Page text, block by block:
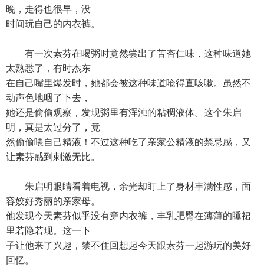
晚，走得也很早，没
时间玩自己的内衣裤。
有一次素芬在喝粥时竟然尝出了苦杏仁味，这种味道她
太熟悉了，有时杰东
在自己嘴里爆发时，她都会被这种味道呛得直咳嗽。虽然不
动声色地咽了下去，
她还是偷偷观察，发现粥里有浑浊的粘稠液体。这个朱启
明，真是太过分了，竟
然偷偷喂自己精液！不过这种吃了亲家公精液的禁忌感，又
让素芬感到刺激无比。
朱启明眼睛看着电视，余光却盯上了身材丰满性感，面
容姣好秀丽的亲家母。
他发现今天素芬似乎没有穿内衣裤，丰乳肥臀在薄薄的睡裙
里若隐若现。这一下
子让他来了兴趣，禁不住回想起今天跟素芬一起游玩的美好
回忆。